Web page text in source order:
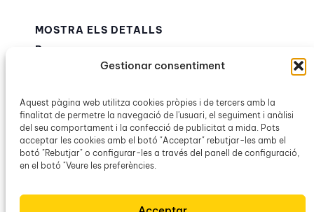
Gestionar consentiment
Aquest pàgina web utilitza cookies pròpies i de tercers amb la
finalitat de permetre la navegació de l'usuari, el seguiment i anàlisi
del seu comportament i la confecció de publicitat a mida. Pots
acceptar les cookies amb el botó "Acceptar" rebutjar-les amb el
botó "Rebutjar" o configurar-les a través del panell de configuració,
en el botó "Veure les preferències.
MOSTRA ELS DETALLS
Data:
17:00h – 19:00h
Categoria d’Esdeveniment:
OCB Palma